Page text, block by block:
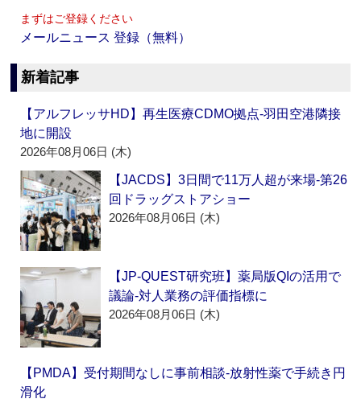
まずはご登録ください
メールニュース 登録（無料）
新着記事
【アルフレッサHD】再生医療CDMO拠点‐羽田空港隣接
地に開設
2026年08月06日 (木)
【JACDS】3日間で11万人超が来場‐第26
回ドラッグストアショー
2026年08月06日 (木)
【JP-QUEST研究班】薬局版QIの活用で
議論‐対人業務の評価指標に
2026年08月06日 (木)
【PMDA】受付期間なしに事前相談‐放射性薬で手続き円
滑化